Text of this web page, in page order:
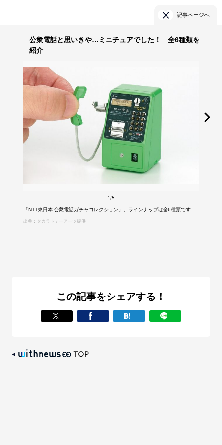
記事ページへ
公衆電話と思いきや…ミニチュアでした！ 全6種類を
紹介
1/8
「NTT東日本 公衆電話ガチャコレクション」。ラインナップは全6種類です
出典：タカラトミーアーツ提供
この記事をシェアする！